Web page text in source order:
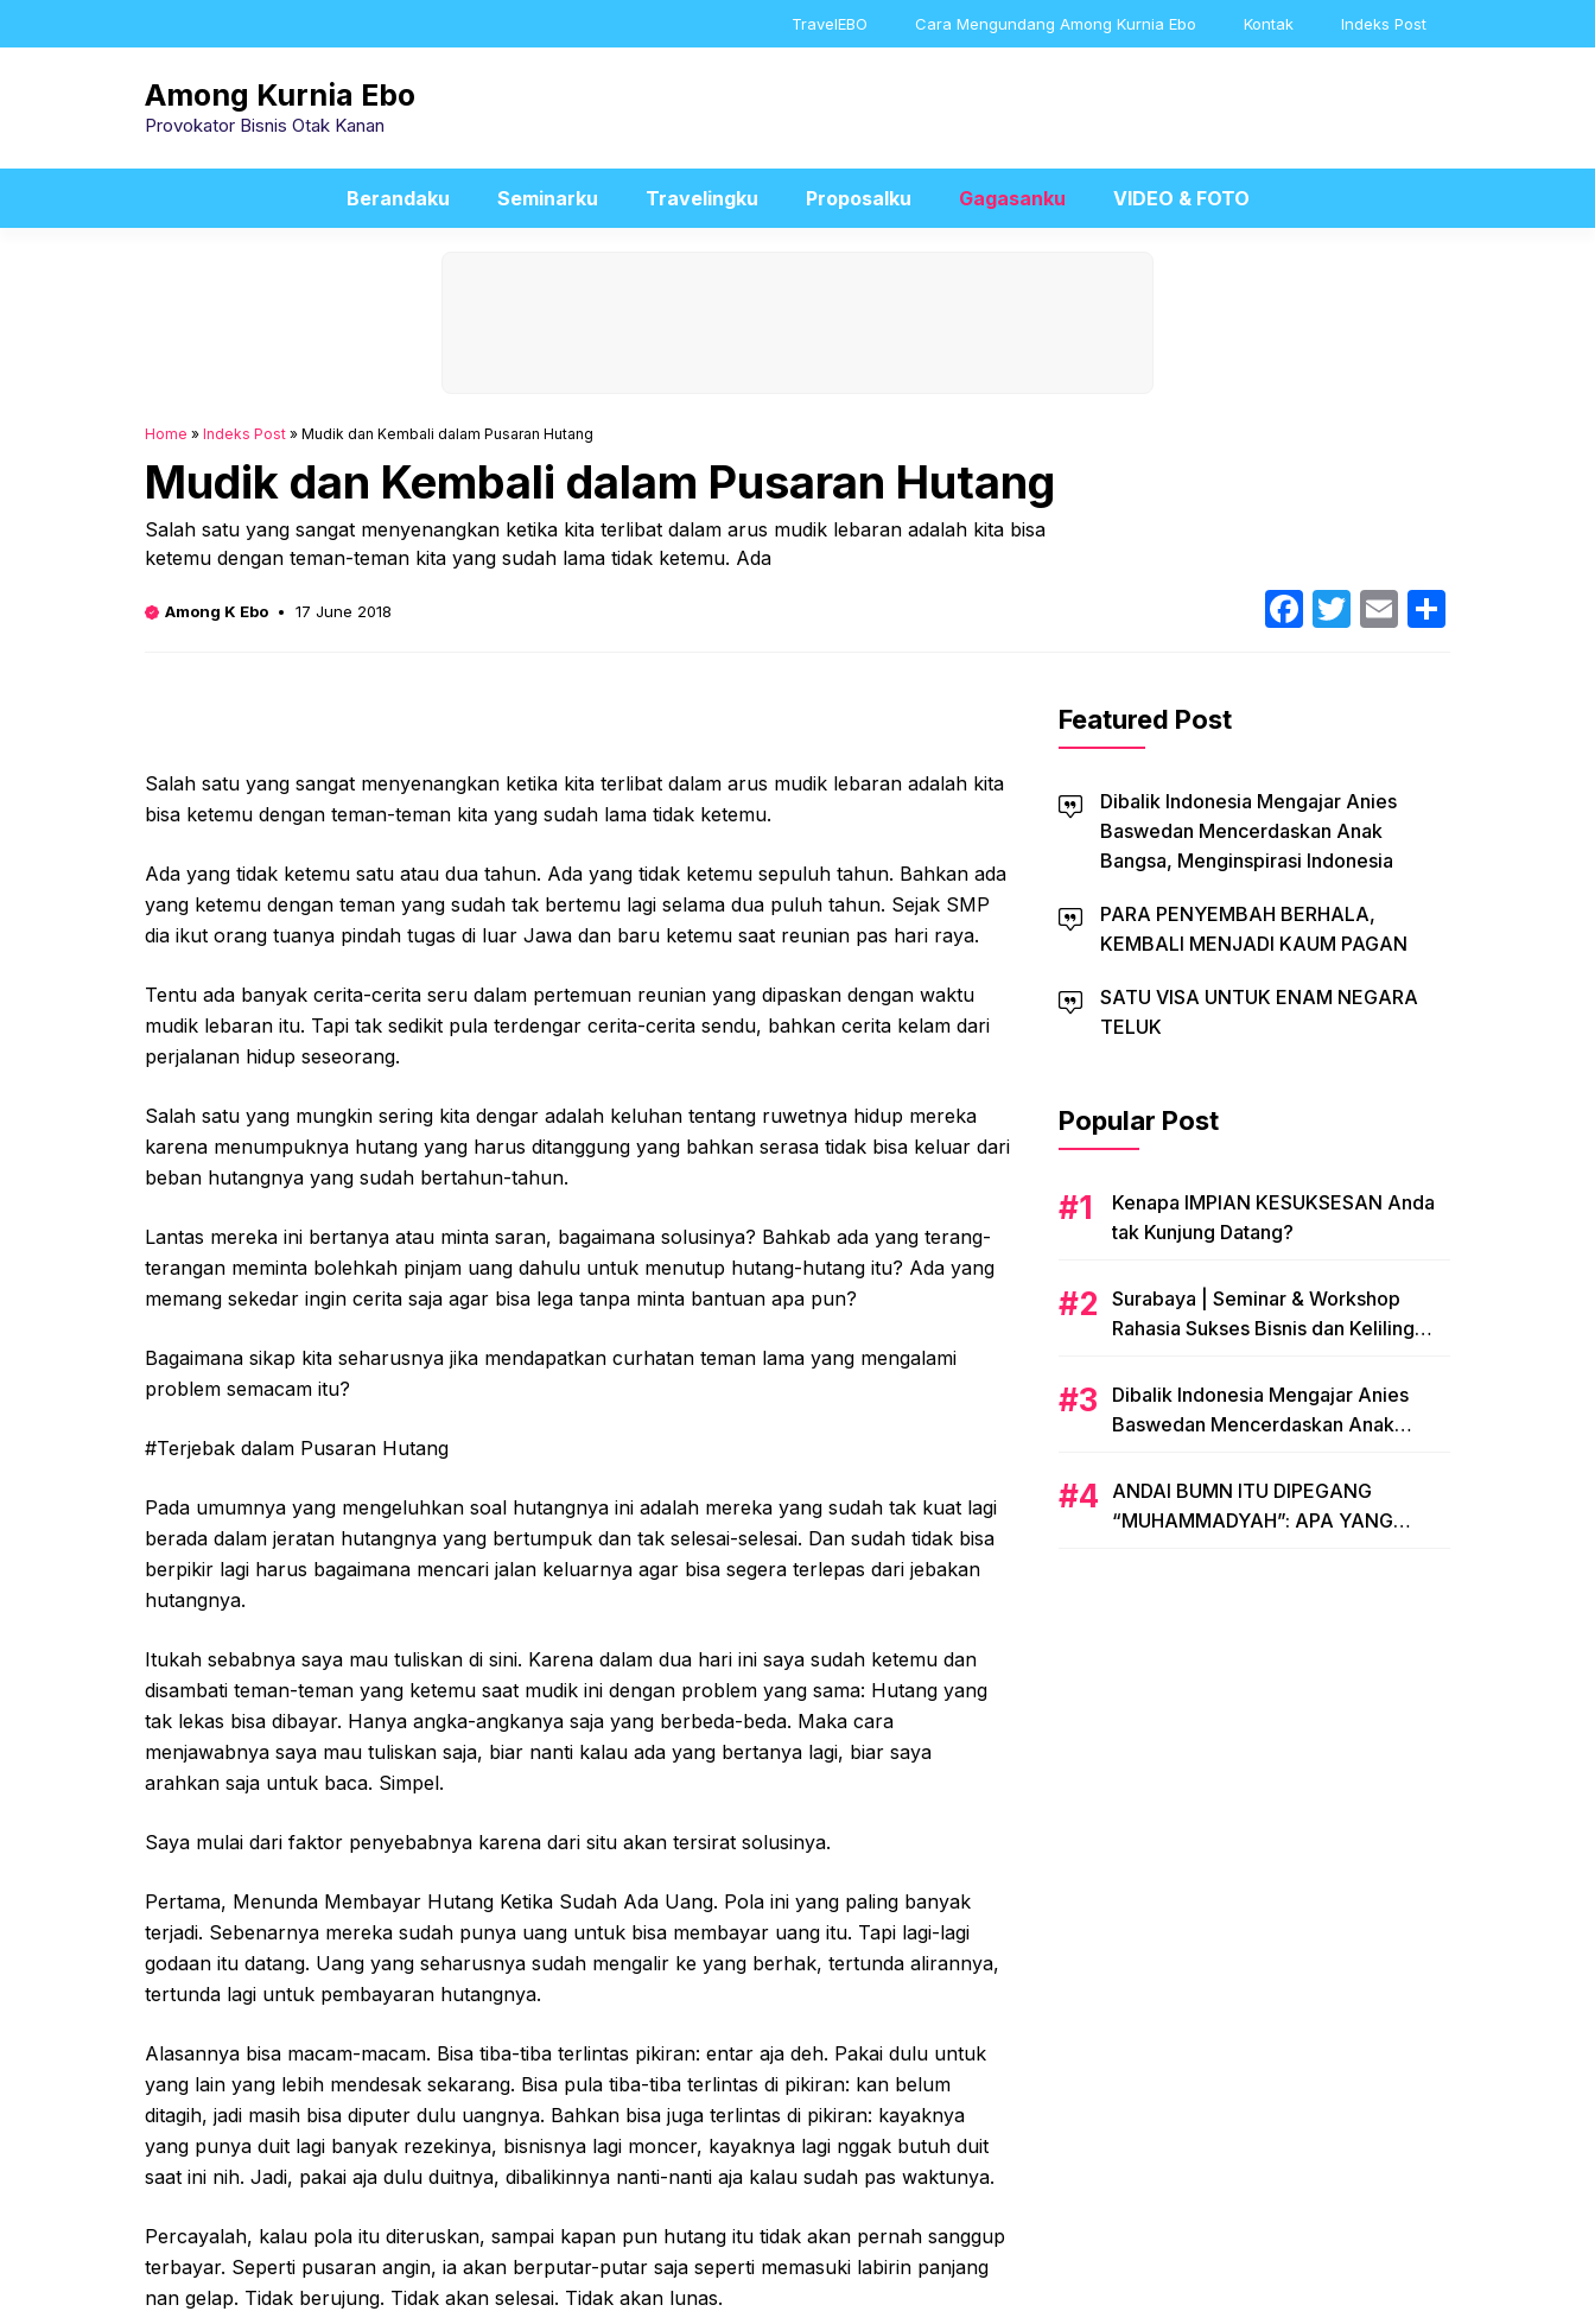
to
TravelEBO Cara Mengundang Among Kurnia Ebo Kontak Indeks Post
Among Kurnia Ebo
Provokator Bisnis Otak Kanan
Berandaku Seminarku Travelingku Proposalku Gagasanku VIDEO & FOTO
Home » Indeks Post » Mudik dan Kembali dalam Pusaran Hutang
Mudik dan Kembali dalam Pusaran Hutang
Salah satu yang sangat menyenangkan ketika kita terlibat dalam arus mudik lebaran adalah kita bisa
ketemu dengan teman-teman kita yang sudah lama tidak ketemu. Ada
Among K Ebo 17 June 2018 Facebook
Twitter
Email
Salah satu yang sangat menyenangkan ketika kita terlibat dalam arus mudik lebaran adalah kita
bisa ketemu dengan teman-teman kita yang sudah lama tidak ketemu.
Ada yang tidak ketemu satu atau dua tahun. Ada yang tidak ketemu sepuluh tahun. Bahkan ada
yang ketemu dengan teman yang sudah tak bertemu lagi selama dua puluh tahun. Sejak SMP
dia ikut orang tuanya pindah tugas di luar Jawa dan baru ketemu saat reunian pas hari raya.
Tentu ada banyak cerita-cerita seru dalam pertemuan reunian yang dipaskan dengan waktu
mudik lebaran itu. Tapi tak sedikit pula terdengar cerita-cerita sendu, bahkan cerita kelam dari
perjalanan hidup seseorang.
Salah satu yang mungkin sering kita dengar adalah keluhan tentang ruwetnya hidup mereka
karena menumpuknya hutang yang harus ditanggung yang bahkan serasa tidak bisa keluar dari
beban hutangnya yang sudah bertahun-tahun.
Lantas mereka ini bertanya atau minta saran, bagaimana solusinya? Bahkab ada yang terang-
terangan meminta bolehkah pinjam uang dahulu untuk menutup hutang-hutang itu? Ada yang
memang sekedar ingin cerita saja agar bisa lega tanpa minta bantuan apa pun?
Bagaimana sikap kita seharusnya jika mendapatkan curhatan teman lama yang mengalami
problem semacam itu?
#Terjebak dalam Pusaran Hutang
Pada umumnya yang mengeluhkan soal hutangnya ini adalah mereka yang sudah tak kuat lagi
berada dalam jeratan hutangnya yang bertumpuk dan tak selesai-selesai. Dan sudah tidak bisa
berpikir lagi harus bagaimana mencari jalan keluarnya agar bisa segera terlepas dari jebakan
hutangnya.
Itukah sebabnya saya mau tuliskan di sini. Karena dalam dua hari ini saya sudah ketemu dan
disambati teman-teman yang ketemu saat mudik ini dengan problem yang sama: Hutang yang
tak lekas bisa dibayar. Hanya angka-angkanya saja yang berbeda-beda. Maka cara
menjawabnya saya mau tuliskan saja, biar nanti kalau ada yang bertanya lagi, biar saya
arahkan saja untuk baca. Simpel.
Saya mulai dari faktor penyebabnya karena dari situ akan tersirat solusinya.
Pertama, Menunda Membayar Hutang Ketika Sudah Ada Uang. Pola ini yang paling banyak
terjadi. Sebenarnya mereka sudah punya uang untuk bisa membayar uang itu. Tapi lagi-lagi
godaan itu datang. Uang yang seharusnya sudah mengalir ke yang berhak, tertunda alirannya,
tertunda lagi untuk pembayaran hutangnya.
Alasannya bisa macam-macam. Bisa tiba-tiba terlintas pikiran: entar aja deh. Pakai dulu untuk
yang lain yang lebih mendesak sekarang. Bisa pula tiba-tiba terlintas di pikiran: kan belum
ditagih, jadi masih bisa diputer dulu uangnya. Bahkan bisa juga terlintas di pikiran: kayaknya
yang punya duit lagi banyak rezekinya, bisnisnya lagi moncer, kayaknya lagi nggak butuh duit
saat ini nih. Jadi, pakai aja dulu duitnya, dibalikinnya nanti-nanti aja kalau sudah pas waktunya.
Percayalah, kalau pola itu diteruskan, sampai kapan pun hutang itu tidak akan pernah sanggup
terbayar. Seperti pusaran angin, ia akan berputar-putar saja seperti memasuki labirin panjang
nan gelap. Tidak berujung. Tidak akan selesai. Tidak akan lunas.
Featured Post
Dibalik Indonesia Mengajar Anies
Baswedan Mencerdaskan Anak
Bangsa, Menginspirasi Indonesia
PARA PENYEMBAH BERHALA,
KEMBALI MENJADI KAUM PAGAN
SATU VISA UNTUK ENAM NEGARA
TELUK
Popular Post
​Kenapa IMPIAN KESUKSESAN Anda
tak Kunjung Datang?
​Surabaya | Seminar & Workshop
Rahasia Sukses Bisnis dan Keliling
Dibalik Indonesia Mengajar Anies
Baswedan Mencerdaskan Anak
ANDAI BUMN ITU DIPEGANG
“MUHAMMADYAH”: APA YANG